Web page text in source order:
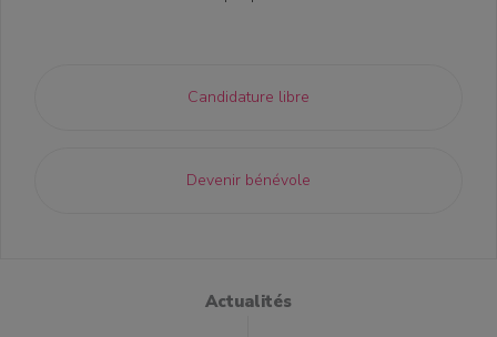
Candidature libre
Devenir bénévole
Actualités